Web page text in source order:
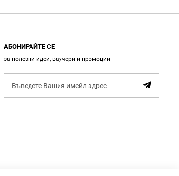
АБОНИРАЙТЕ СЕ
за полезни идеи, ваучери и промоции
А
о
н